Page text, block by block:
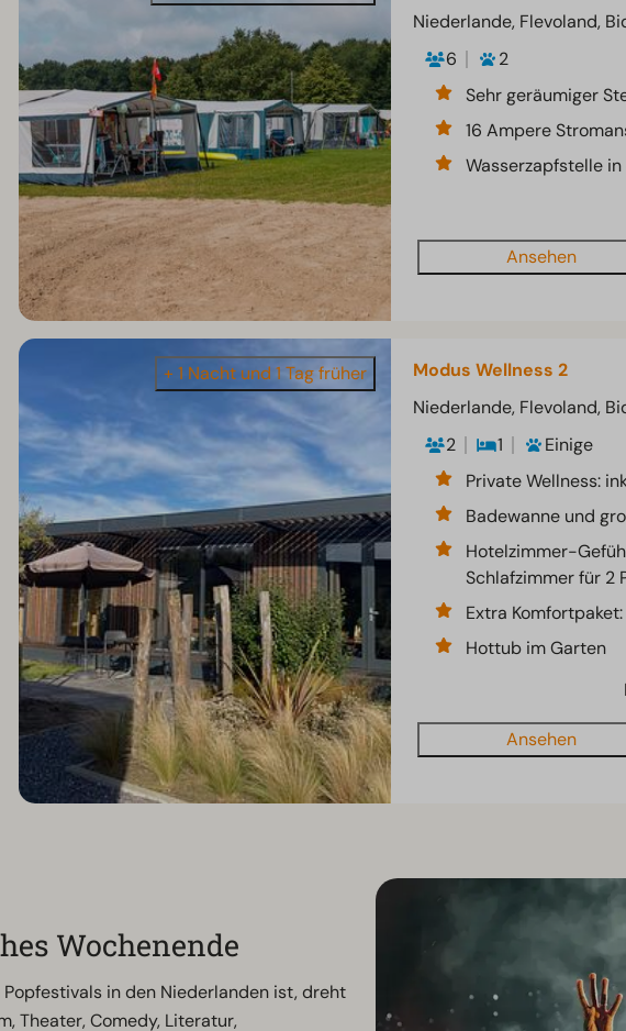
Niederlande, Flevoland,
6
2
Sehr geräumiger
16 Ampere
Wasserzapfstelle
Ansehen
+ 1 Nacht und 1 Tag früher
Modus Wellness 2
Niederlande, Flevoland,
2
1
Einige
Private Wellness:
Badewanne und
Hotelzimmer-
Schlafzimmer für 2
Extra
Hottub im Garten
Ansehen
Wochenende
in den Niederlanden ist, dreht
Theater, Comedy, Literatur,